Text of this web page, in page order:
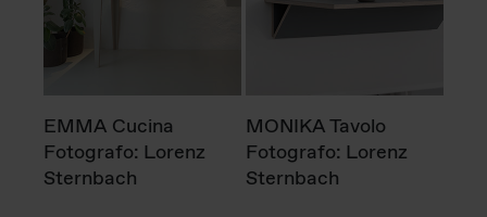
EMMA Cucina
Fotografo: Lorenz
Sternbach
MONIKA Tavolo
Fotografo: Lorenz
Sternbach